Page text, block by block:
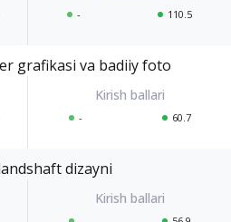
- 110.5
grafikasi va badiiy foto
- 60.7
dizayni